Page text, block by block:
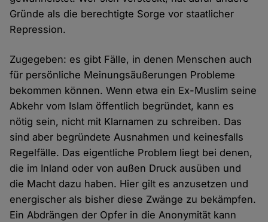
Gründe als die berechtigte Sorge vor staatlicher
Repression.
Zugegeben: es gibt Fälle, in denen Menschen auch
für persönliche Meinungsäußerungen Probleme
bekommen können. Wenn etwa ein Ex-Muslim seine
Abkehr vom Islam öffentlich begründet, kann es
nötig sein, nicht mit Klarnamen zu schreiben. Das
sind aber begründete Ausnahmen und keinesfalls
Regelfälle. Das eigentliche Problem liegt bei denen,
die im Inland oder von außen Druck ausüben und
die Macht dazu haben. Hier gilt es anzusetzen und
energischer als bisher diese Zwänge zu bekämpfen.
Ein Abdrängen der Opfer in die Anonymität kann